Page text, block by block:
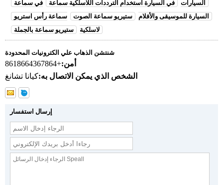
السيارات
في السيارة استخدام الترددات اللاسلكية سماعة
في سماعة
السيارة للموسيقى والأفلام
ستيريو سماعة الصوت
سماعة رأس استريو
لاسلكية
ستيريو سماعة بالجملة
شنتشن الذهاب علي الكترونيات المحدودة
أمن:+8618664367864
الشخص الذي يمكن الاتصال به:كيانا تشانغ
إرسال استفسار